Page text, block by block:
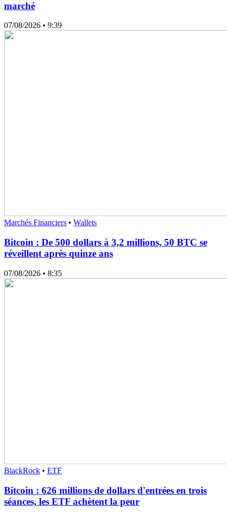
marché
07/08/2026 • 9:39
Marchés Financiers • Wallets
Bitcoin : De 500 dollars à 3,2 millions, 50 BTC se
réveillent après quinze ans
07/08/2026 • 8:35
BlackRock • ETF
Bitcoin : 626 millions de dollars d'entrées en trois
séances, les ETF achètent la peur